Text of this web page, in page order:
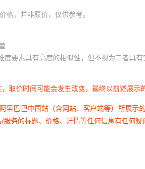
，并非原价，仅供参考。
要素具有高度的相似性，但不视为二者具有
取价时间可能会发生改变，最终以前述展示
里巴巴中国站（含网站、客户端等）所展
务的标题、价格、详情等任何信息有任何